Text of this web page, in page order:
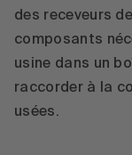
des receveurs
composants
usine dans un
raccorder à la
usées.